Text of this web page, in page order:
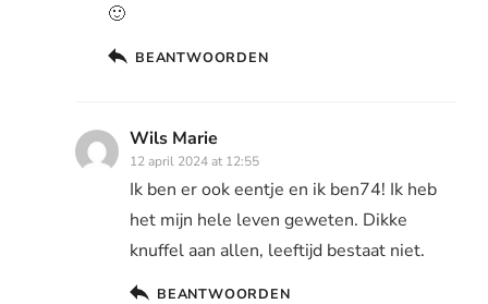
🙂
BEANTWOORDEN
Wils Marie
12 april 2024 at 12:55
Ik ben er ook eentje en ik ben74! Ik heb
het mijn hele leven geweten. Dikke
knuffel aan allen, leeftijd bestaat niet.
BEANTWOORDEN